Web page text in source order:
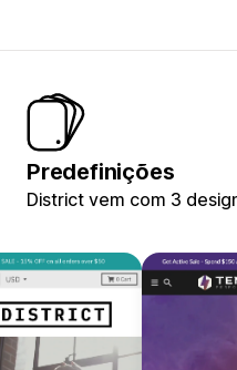
Predefinições
District vem com 3